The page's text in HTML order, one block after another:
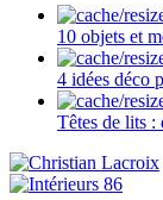
10 objets et
4 idées déco
Têtes de lits :